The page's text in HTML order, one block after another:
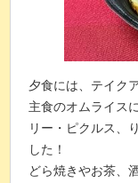
夕食には、テイク
主食のオムライス
リー・ピクルス、
した！
どら焼きやお茶、